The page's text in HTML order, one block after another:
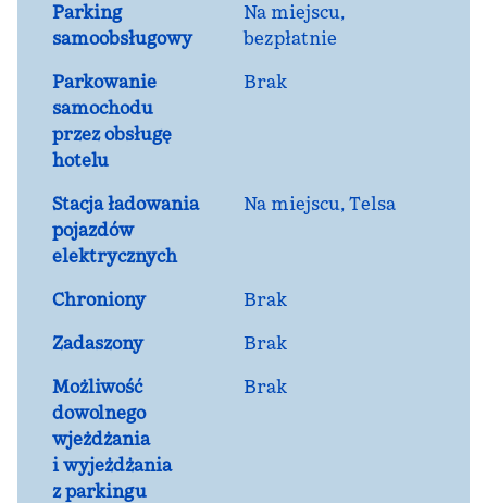
Parking
samoobsługowy
Na miejscu,
bezpłatnie
Parkowanie
samochodu
przez obsługę
hotelu
Brak
Stacja ładowania
pojazdów
elektrycznych
Na miejscu, Telsa
Chroniony
Brak
Zadaszony
Brak
Możliwość
dowolnego
wjeżdżania
i wyjeżdżania
z parkingu
Brak